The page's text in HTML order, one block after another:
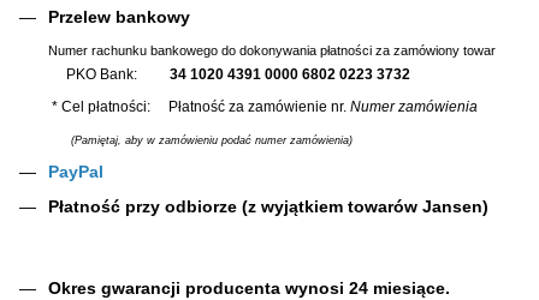
Przelew bankowy
Numer rachunku bankowego do dokonywania płatności za zamówiony towar
PKO Bank: 34 1020 4391 0000 6802 0223 3732
* Cel płatności: Płatność za zamówienie nr. Numer zamówienia
(Pamiętaj, aby w zamówieniu podać numer zamówienia)
PayPal
Płatność przy odbiorze (z wyjątkiem towarów Jansen)
Okres gwarancji producenta wynosi 24 miesiące.